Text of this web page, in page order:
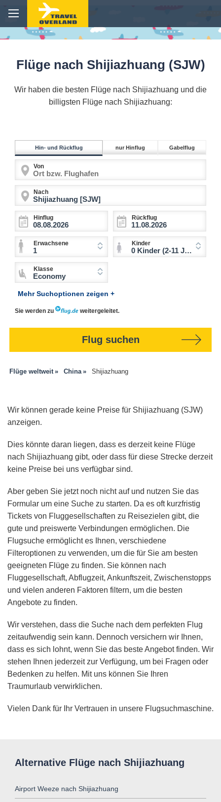
Flüge nach Shijiazhuang (SJW)
Wir haben die besten Flüge nach Shijiazhuang und die
billigsten Flüge nach Shijiazhuang:
Hin- und Rückflug nur Hinflug Gabelflug
Von
Nach
Hinflug Rückflug
Erwachsene
1
Kinder
0 Kinder (2-11 Jahre)
Klasse
Economy
Mehr Suchoptionen zeigen +
Sie werden zu weitergeleitet.
Flug suchen
Flüge weltweit China Shijiazhuang
Wir können gerade keine Preise für Shijiazhuang (SJW)
anzeigen.
Dies könnte daran liegen, dass es derzeit keine Flüge
nach Shijiazhuang gibt, oder dass für diese Strecke derzeit
keine Preise bei uns verfügbar sind.
Aber geben Sie jetzt noch nicht auf und nutzen Sie das
Formular um eine Suche zu starten. Da es oft kurzfristig
Tickets von Fluggesellschaften zu Reisezielen gibt, die
gute und preiswerte Verbindungen ermöglichen. Die
Flugsuche ermöglicht es Ihnen, verschiedene
Filteroptionen zu verwenden, um die für Sie am besten
geeigneten Flüge zu finden. Sie können nach
Fluggesellschaft, Abflugzeit, Ankunftszeit, Zwischenstopps
und vielen anderen Faktoren filtern, um die besten
Angebote zu finden.
Wir verstehen, dass die Suche nach dem perfekten Flug
zeitaufwendig sein kann. Dennoch versichern wir Ihnen,
dass es sich lohnt, wenn Sie das beste Angebot finden. Wir
stehen Ihnen jederzeit zur Verfügung, um bei Fragen oder
Bedenken zu helfen. Mit uns können Sie Ihren
Traumurlaub verwirklichen.
Vielen Dank für Ihr Vertrauen in unsere Flugsuchmaschine.
Alternative Flüge nach Shijiazhuang
Airport Weeze nach Shijiazhuang